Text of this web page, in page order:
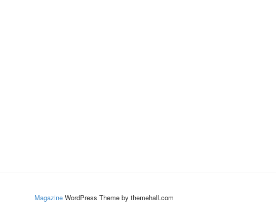
Magazine WordPress Theme by themehall.com